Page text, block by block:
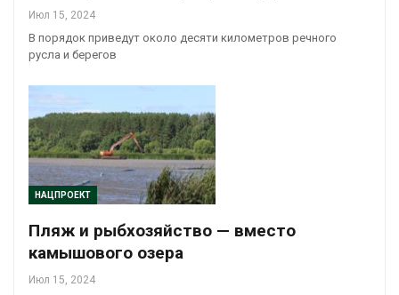
Июл 15, 2024
В порядок приведут около десяти километров речного
русла и берегов
НАЦПРОЕКТ
Пляж и рыбхозяйство — вместо
камышового озера
Июл 15, 2024